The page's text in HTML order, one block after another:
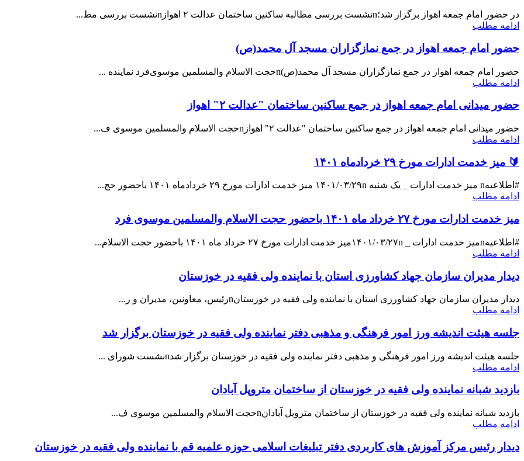
در حضور امام جمعه اهواز برگزار شد؛nنشست بررسی مطالبه ساکنین ساختمان عدالت ۲ اهوازnنشست بررسی مط...
ادامه مطلب
حضور امام جمعه اهواز در جمع نمازگزاران مسجد آل محمد(ص)
حضور امام جمعه اهواز در جمع نمازگزاران مسجد آل محمد(ص)nحجت الاسلام والمسلمین موسوی‌فرد نماینده ...
ادامه مطلب
حضور میدانی امام جمعه اهواز در جمع ساکنین ساختمان "عدالت ۲" اهواز
حضور میدانی امام جمعه اهواز در جمع ساکنین ساختمان "عدالت ۲" اهوازnحجت الاسلام والمسلمین موسوی ف...
ادامه مطلب
🔰 میز خدمت ادارات مورخ ۲۹ خردادماه ۱۴۰۱
#اطلاعیهn میز خدمت ادارات _ یک شنبه ۱۴۰۱/۰۳/۲۹n میز خدمت ادارات مورخ ۲۹ خردادماه ۱۴۰۱ باحضور حج...
ادامه مطلب
میز خدمت ادارات مورخ ۲۷ خرداد ماه ۱۴۰۱ باحضور حجت الاسلام والمسلمین موسوی فرد
#اطلاعیهnمیز خدمت ادارات _ ۱۴۰۱/۰۳/۲۷nمیز خدمت ادارات مورخ ۲۷ خرداد ماه ۱۴۰۱ باحضور حجت الاسلام...
ادامه مطلب
دیدار مدیران سازمان جهاد کشاورزی استان با نماینده ولی فقیه در خوزستان
دیدار مدیران سازمان جهاد کشاورزی استان با نماینده ولی فقیه در خوزستانnرئیس، معاونین، مدیران و ر...
ادامه مطلب
جلسه هیئت اندیشه ورز امور فرهنگی و مذهبی دفتر نماینده ولی فقیه در خوزستان برگزار شد
جلسه هیئت اندیشه ورز امور فرهنگی و مذهبی دفتر نماینده ولی فقیه در خوزستان برگزار شدnنشست شورای ...
ادامه مطلب
بازدید شبانه نماینده ولی فقیه در خوزستان از ساختمان متروپل آبادان
بازدید شبانه نماینده ولی فقیه در خوزستان از ساختمان متروپل آبادانnحجت الاسلام والمسلمین موسوی ف...
ادامه مطلب
دیدار رئیس مرکز آموزش های کاربردی دفتر تبلیغات اسلامی حوزه علمیه قم با نماینده ولی فقیه در خوزستان